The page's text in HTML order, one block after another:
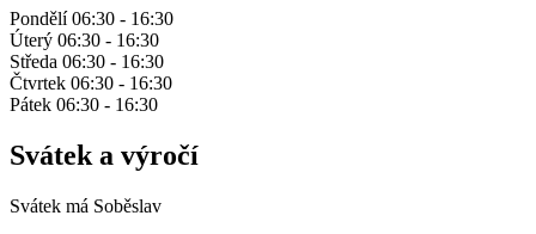
Pondělí 06:30 - 16:30
Úterý 06:30 - 16:30
Středa 06:30 - 16:30
Čtvrtek 06:30 - 16:30
Pátek 06:30 - 16:30
Svátek a výročí
Svátek má Soběslav